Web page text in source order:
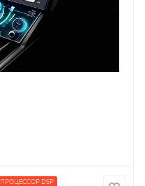
ПРОЦЕССОР DSP